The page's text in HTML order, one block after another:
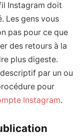
Instagram doit
Les gens vous
pas pour ce que
des retours à la
plus digeste.
par un ou
pour
Instagram.